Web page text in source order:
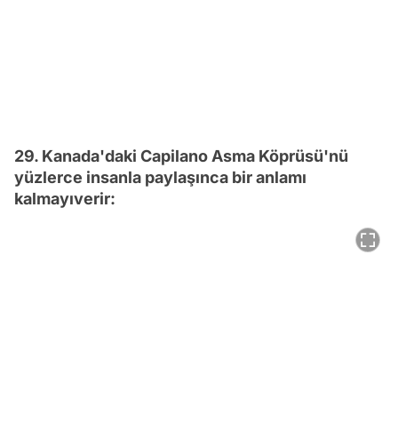
29. Kanada'daki Capilano Asma Köprüsü'nü
yüzlerce insanla paylaşınca bir anlamı
kalmayıverir: